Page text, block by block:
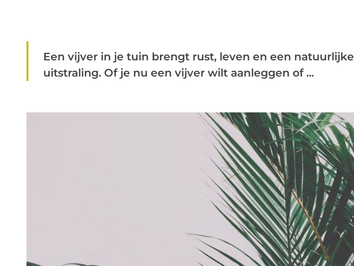
Een vijver in je tuin brengt rust, leven en een natuurlijke
uitstraling. Of je nu een vijver wilt aanleggen of ...